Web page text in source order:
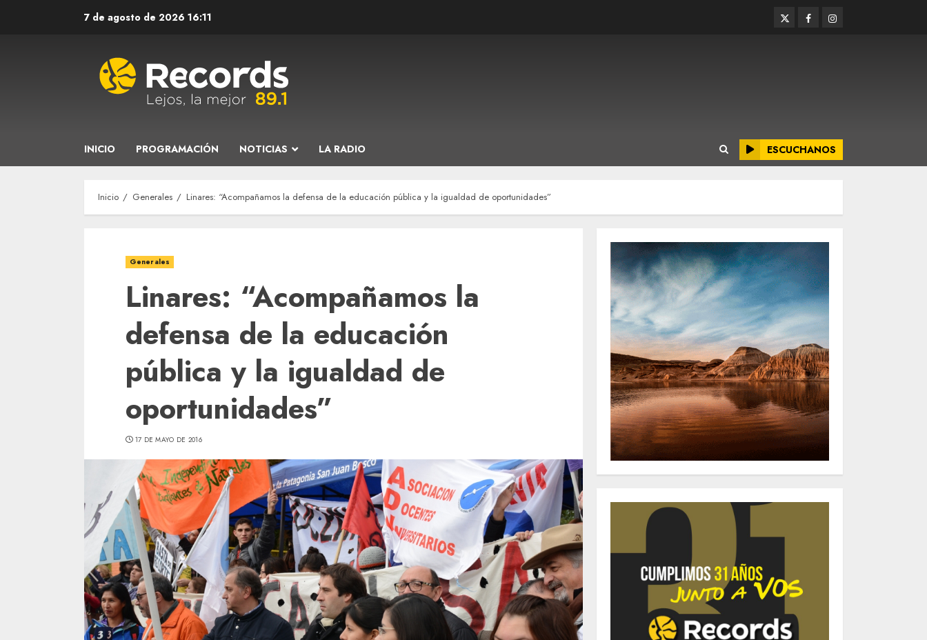
7 de agosto de 2026 16:11 TwitterFacebookInstagram
INICIO PROGRAMACIÓN NOTICIAS LA RADIO ESCUCHANOS
Inicio Generales Linares: “Acompañamos la defensa de la educación pública y la igualdad de oportunidades”
Generales
Linares: “Acompañamos la
defensa de la educación
pública y la igualdad de
oportunidades”
17 DE MAYO DE 2016